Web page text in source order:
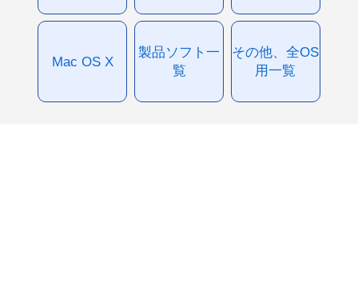
Mac OS X
製品ソフト一
覧
その他、全OS
用一覧